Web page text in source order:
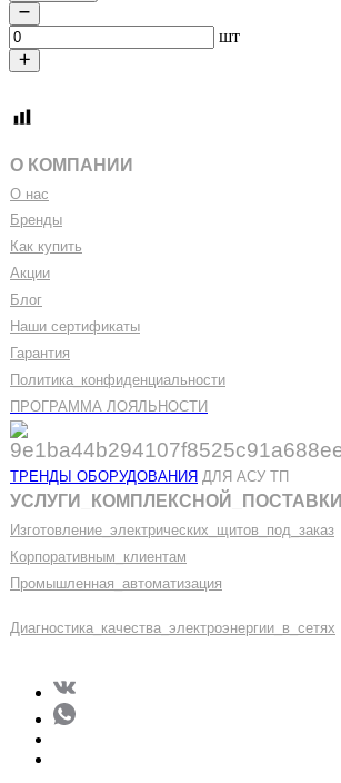
шт
О КОМПАНИИ
О нас
Бренды
Как купить
Акции
Блог
Наши сертификаты
Гарантия
Политика конфиденциальности
ПРОГРАММА ЛОЯЛЬНОСТИ
ТРЕНДЫ ОБОРУДОВАНИЯ ДЛЯ АСУ ТП
УСЛУГИ КОМПЛЕКСНОЙ ПОСТАВКИ
Изготовление электрических щитов под заказ
Корпоративным клиентам
Промышленная автоматизация
Диагностика качества электроэнергии в сетях